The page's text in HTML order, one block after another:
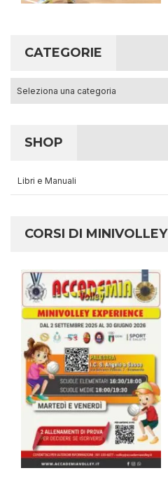
CATEGORIE
SHOP
Libri e Manuali
CORSI DI MINIVOLLEY